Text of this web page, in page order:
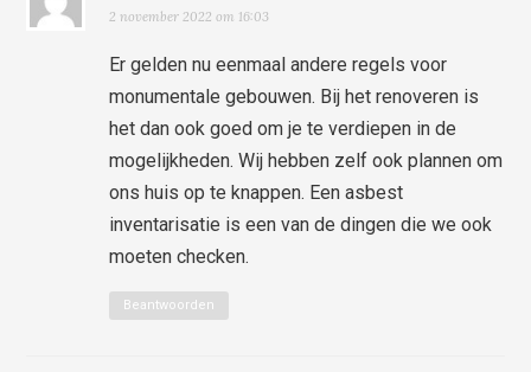
2 november 2022 om 16:03
Er gelden nu eenmaal andere regels voor
monumentale gebouwen. Bij het renoveren is
het dan ook goed om je te verdiepen in de
mogelijkheden. Wij hebben zelf ook plannen om
ons huis op te knappen. Een asbest
inventarisatie is een van de dingen die we ook
moeten checken.
Beantwoorden